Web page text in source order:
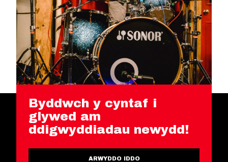
Byddwch y cyntaf i
glywed am
ddigwyddiadau newydd!
ARWYDDO IDDO